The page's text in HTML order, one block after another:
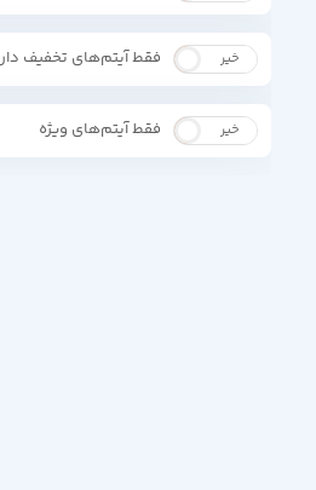
بله خیر فقط آیتم‌های تخفیف دار
بله خیر فقط آیتم‌های ویژه